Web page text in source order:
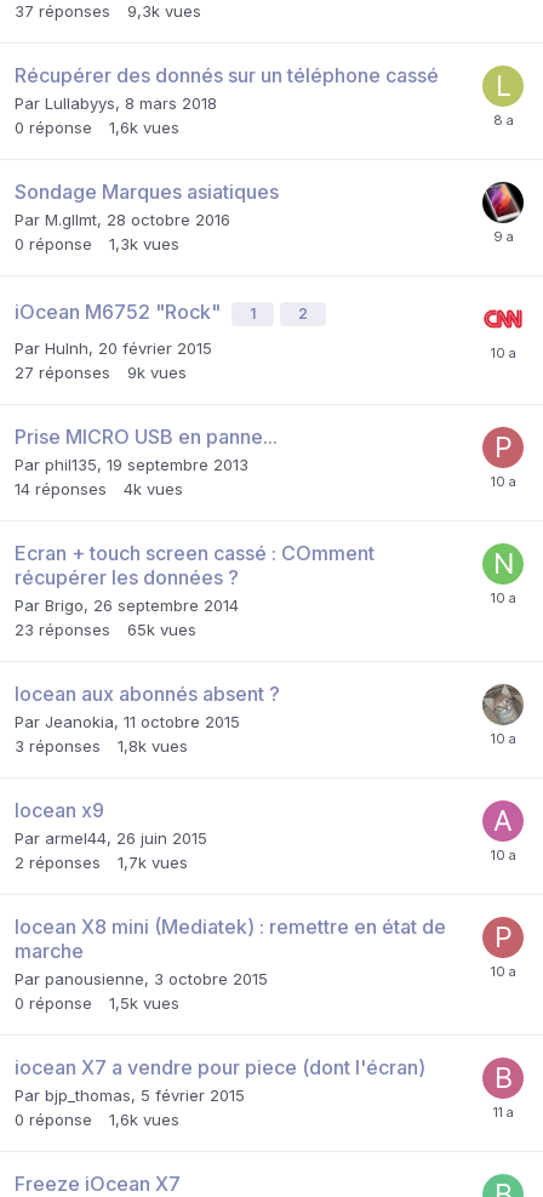
37 réponses 9,3k vues
Récupérer des donnés sur un téléphone cassé
Par Lullabyys, 8 mars 2018
0 réponse 1,6k vues
Sondage Marques asiatiques
Par M.gllmt, 28 octobre 2016
0 réponse 1,3k vues
iOcean M6752 "Rock" 1 2
Par Hulnh, 20 février 2015
27 réponses 9k vues
Prise MICRO USB en panne...
Par phil135, 19 septembre 2013
14 réponses 4k vues
Ecran + touch screen cassé : COmment
récupérer les données ?
Par Brigo, 26 septembre 2014
23 réponses 65k vues
Iocean aux abonnés absent ?
Par Jeanokia, 11 octobre 2015
3 réponses 1,8k vues
Iocean x9
Par armel44, 26 juin 2015
2 réponses 1,7k vues
Iocean X8 mini (Mediatek) : remettre en état de
marche
Par panousienne, 3 octobre 2015
0 réponse 1,5k vues
iocean X7 a vendre pour piece (dont l'écran)
Par bjp_thomas, 5 février 2015
0 réponse 1,6k vues
Freeze iOcean X7